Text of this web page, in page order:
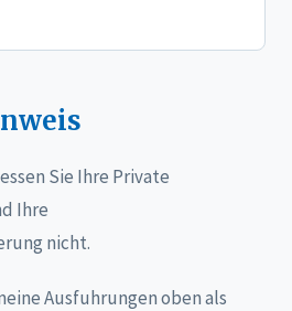
Sie Ihre Private
Ihre
nicht.
Ausfuhrungen oben als